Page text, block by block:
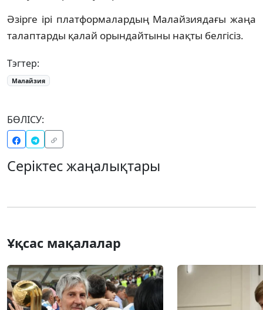
Әзірге ірі платформалардың Малайзиядағы жаңа
талаптарды қалай орындайтыны нақты белгісіз.
Тэгтер:
Малайзия
БӨЛІСУ:
Серіктес жаңалықтары
Ұқсас мақалалар